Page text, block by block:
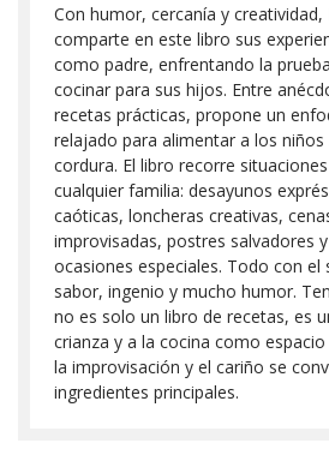
Con humor, cercanía y
comparte en este libro sus
como padre, enfrentando la
cocinar para sus hijos. Entre
recetas prácticas, propone un
relajado para alimentar a los niños
cordura. El libro recorre
cualquier familia: desayunos
caóticas, loncheras creativas,
improvisadas, postres salvadores
ocasiones especiales. Todo con el
sabor, ingenio y mucho humor.
no es solo un libro de recetas, es
crianza y a la cocina como
la improvisación y el cariño se
ingredientes principales.